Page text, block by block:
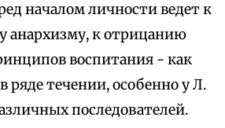
началом личности ведет к
анархизму, к отрицанию
воспитания - как
ряде течении, особенно у Л.
последователей.